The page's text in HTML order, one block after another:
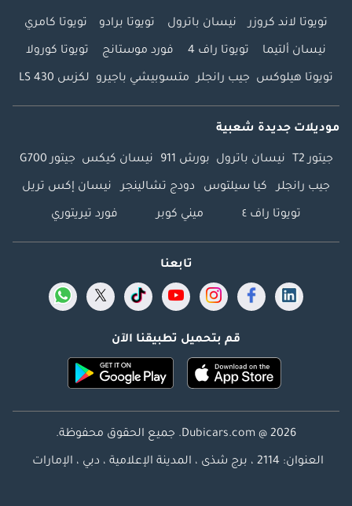
تويوتا لاند كروزر نيسان باترول تويوتا برادو تويوتا كامري
نيسان ألتيما تويوتا راف 4 فورد موستانج تويوتا كورولا
تويوتا هيلوكس جيب رانجلر متسوبيشي باجيرو لكزس LS 430
موديلات جديدة شعبية
جيتور T2 نيسان باترول بورش 911 نيسان كيكس جيتور G700
جيب رانجلر كيا سيلتوس دودج تشالينجر نيسان إكس تريل
تويوتا راف ٤ ميني كوبر فورد تيريتوري
تابعنا
قم بتحميل تطبيقنا الآن
Dubicars.com @ 2026. جميع الحقوق محفوظة.
العنوان: 2114 ، برج شذى ، المدينة الإعلامية ، دبي ، الإمارات